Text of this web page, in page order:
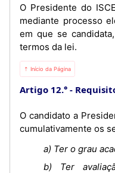
O Presidente do
mediante processo
em que se
termos da lei.
⇡ Início da Página
Artigo 12.°
O candidato a
cumulativamente os
a) Ter o grau
b) Ter